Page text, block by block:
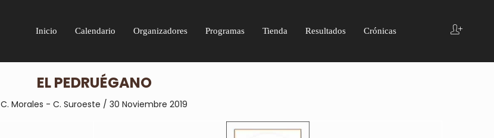
Inicio Calendario Organizadores Programas Tienda Resultados Crónicas
EL PEDRUÉGANO
C. Morales - C. Suroeste / 30 Noviembre 2019